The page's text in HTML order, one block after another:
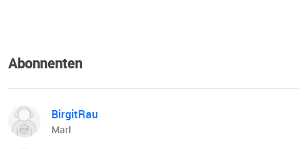
Abonnenten
BirgitRau
Marl